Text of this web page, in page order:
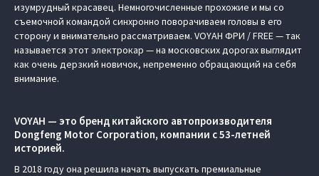
изумрудный красавец. Немногочисленные прохожие и мы со
съемочной командой синхронно поворачиваем головы в его
сторону и внимательно рассматриваем. VOYAH ФРИ / FREE — так
называется этот электрокар — на московских дорогах выглядит
как очень дерзкий новичок, непременно обращающий на себя
внимание.
VOYAH — это бренд китайского автопроизводителя
Dongfeng Motor Corporation, компании с 53-летней
историей.
В 2018 году она решила начать выпускать премиальные